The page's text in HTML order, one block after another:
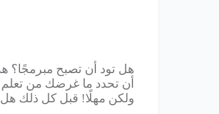
هل تود أن تصبح مبرمجًا؟
أن تحدد ما غرضك من
ولكن مهلًا! قبل كل ذلك هل